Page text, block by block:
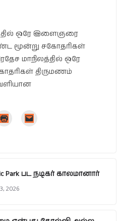
ஒரே இளைஞரை
மூன்று சகோதரிகள்
மாநிலத்தில் ஒரே
திருமணம்
Park பட நடிகர் காலமானார்
2026